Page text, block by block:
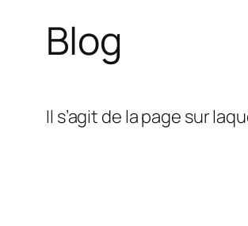
Blog
Il s’agit de la page sur